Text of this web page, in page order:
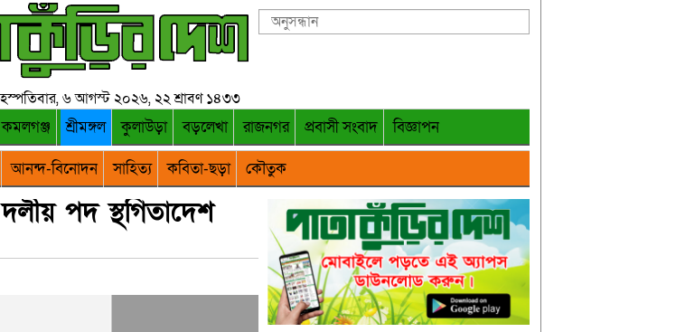
৬ আগস্ট ২০২৬, ২২ শ্রাবণ ১৪৩৩
কমলগঞ্জ শ্রীমঙ্গল কুলাউড়া বড়লেখা রাজনগর প্রবাসী সংবাদ
বিজ্ঞাপন
আনন্দ-বিনোদন সাহিত্য কবিতা-ছড়া কৌতুক
পদ স্থগিতাদেশ